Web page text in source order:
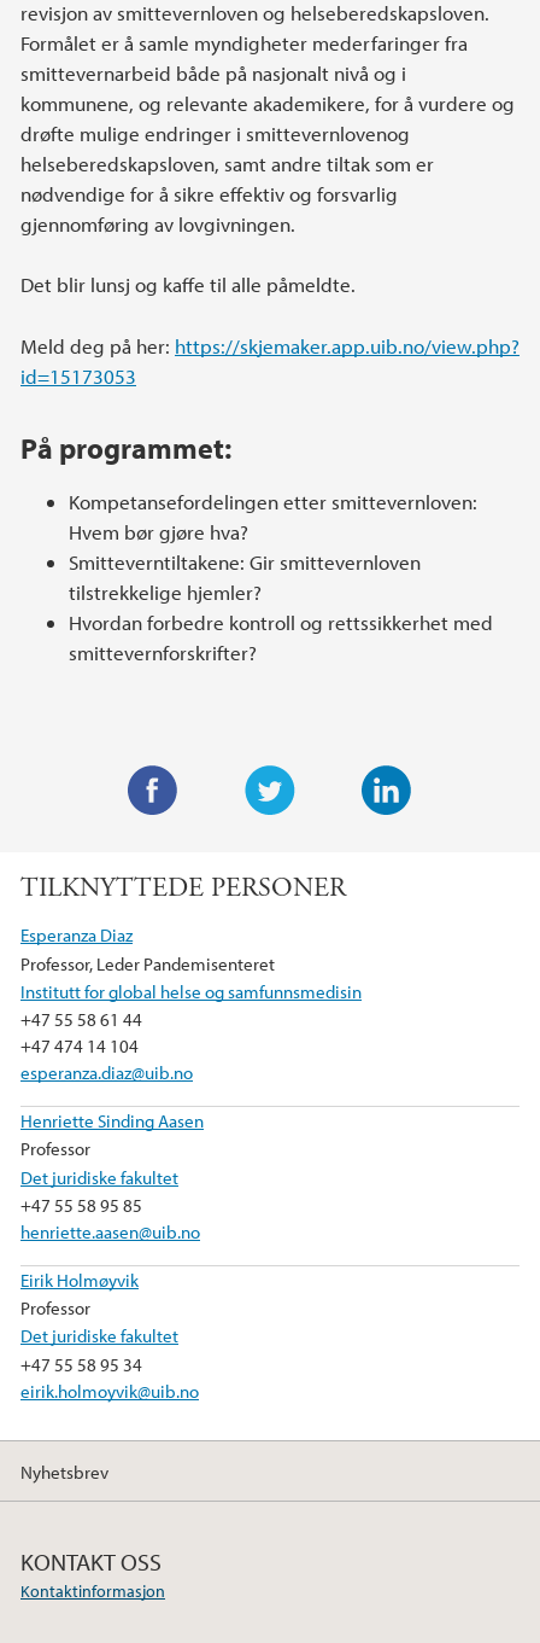
revisjon av smittevernloven og helseberedskapsloven.
Formålet er å samle myndigheter mederfaringer fra
smittevernarbeid både på nasjonalt nivå og i
kommunene, og relevante akademikere, for å vurdere og
drøfte mulige endringer i smittevernlovenog
helseberedskapsloven, samt andre tiltak som er
nødvendige for å sikre effektiv og forsvarlig
gjennomføring av lovgivningen.
Det blir lunsj og kaffe til alle påmeldte.
Meld deg på her: https://skjemaker.app.uib.no/view.php?
id=15173053
På programmet:
Kompetansefordelingen etter smittevernloven:
Hvem bør gjøre hva?
Smitteverntiltakene: Gir smittevernloven
tilstrekkelige hjemler?
Hvordan forbedre kontroll og rettssikkerhet med
smittevernforskrifter?
i
b
o
o
k
TILKNYTTEDE PERSONER
Esperanza Diaz
Professor, Leder Pandemisenteret
Institutt for global helse og samfunnsmedisin
+47 55 58 61 44
+47 474 14 104
esperanza.diaz@uib.no
Henriette Sinding Aasen
Professor
Det juridiske fakultet
+47 55 58 95 85
henriette.aasen@uib.no
Eirik Holmøyvik
Professor
Det juridiske fakultet
+47 55 58 95 34
eirik.holmoyvik@uib.no
Nyhetsbrev
KONTAKT OSS
Kontaktinformasjon